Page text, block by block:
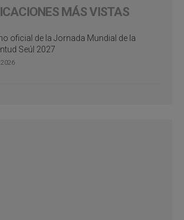
MÁS VISTAS
oficial de la Jornada Mundial de la
Seúl 2027